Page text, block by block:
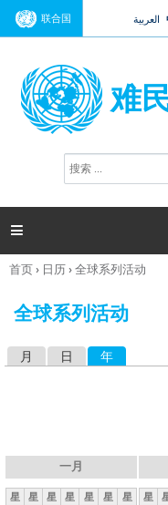
联合国 العربية
难
搜
索

你
这
首页› 日历›全球系列活动
全球系列活动
月 日 年
一月
星 星 星 星 星 星
星
星